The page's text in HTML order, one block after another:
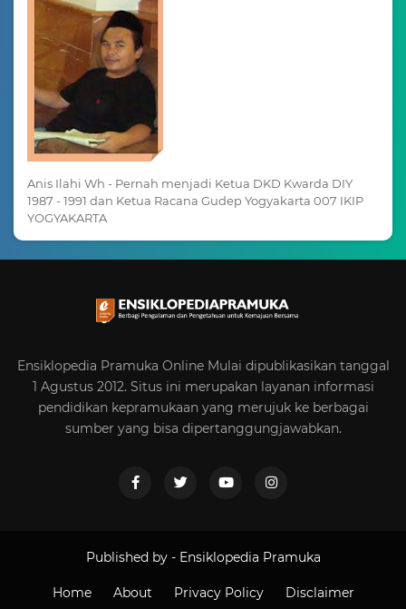
Anis Ilahi Wh - Pernah menjadi Ketua DKD Kwarda DIY
1987 - 1991 dan Ketua Racana Gudep Yogyakarta 007 IKIP
YOGYAKARTA
Ensiklopedia Pramuka Online Mulai dipublikasikan tanggal
1 Agustus 2012. Situs ini merupakan layanan informasi
pendidikan kepramukaan yang merujuk ke berbagai
sumber yang bisa dipertanggungjawabkan.
Published by - Ensiklopedia Pramuka
Home About Privacy Policy
Disclaimer